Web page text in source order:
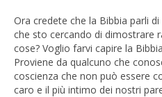
Ora credete che la Bibbia parli
che sto cercando di dimostrare
cose? Voglio farvi capire la
Proviene da qualcuno che
coscienza che non può essere
caro e il più intimo dei nostri